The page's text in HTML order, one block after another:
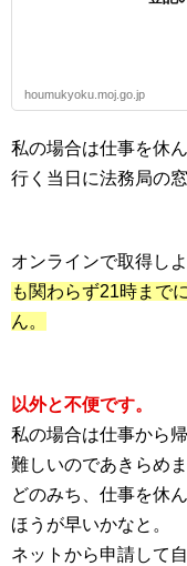
houmukyoku.moj.go.jp
私の場合は仕事を休
行く当日に法務局の
オンラインで取得し
も関わらず21時まで
ん。
以外と不便です。
私の場合は仕事から
難しいのであきらめま
どのみち、仕事を休
ほうが早いかなと。
ネットから申請して